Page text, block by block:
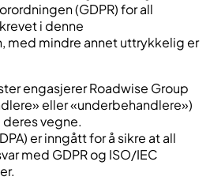
(GDPR) for all
i denne
med mindre annet uttrykkelig er
engasjerer Roadwise Group
eller «underbehandlere»)
vegne.
er inngått for å sikre at all
med GDPR og ISO/IEC